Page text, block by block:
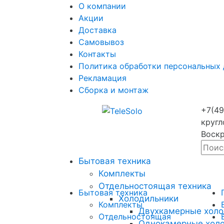
О компании
Акции
Доставка
Самовывоз
Контакты
Политика обработки персональных
Рекламация
Сборка и монтаж
Бытовая техника
Комплекты
Отдельностоящая техника
Холодильники
Двухкамерные
Бытовая техника
Комплекты
Отдельностоящая